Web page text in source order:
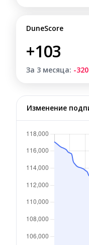
DuneScore
+103
За 3 месяца: -
Изменение